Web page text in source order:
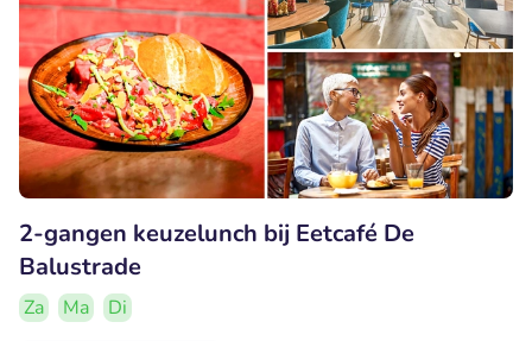
2-gangen keuzelunch bij Eetcafé De
Balustrade
Za Ma
Di